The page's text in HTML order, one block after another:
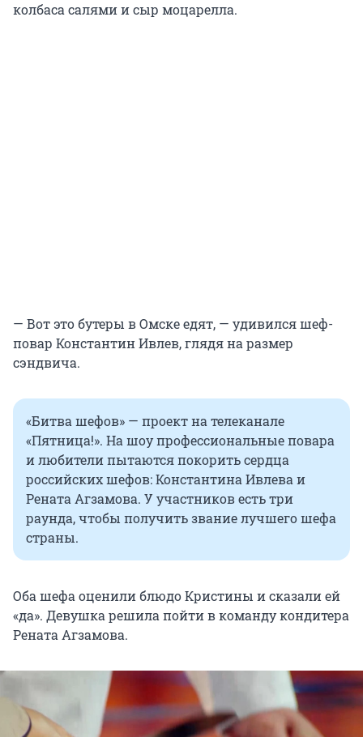
колбаса салями и сыр моцарелла.
— Вот это бутеры в Омске едят, — удивился шеф-
повар Константин Ивлев, глядя на размер
сэндвича.
«Битва шефов» — проект на телеканале
«Пятница!». На шоу профессиональные повара
и любители пытаются покорить сердца
российских шефов: Константина Ивлева и
Рената Агзамова. У участников есть три
раунда, чтобы получить звание лучшего шефа
страны.
Оба шефа оценили блюдо Кристины и сказали ей
«да». Девушка решила пойти в команду кондитера
Рената Агзамова.